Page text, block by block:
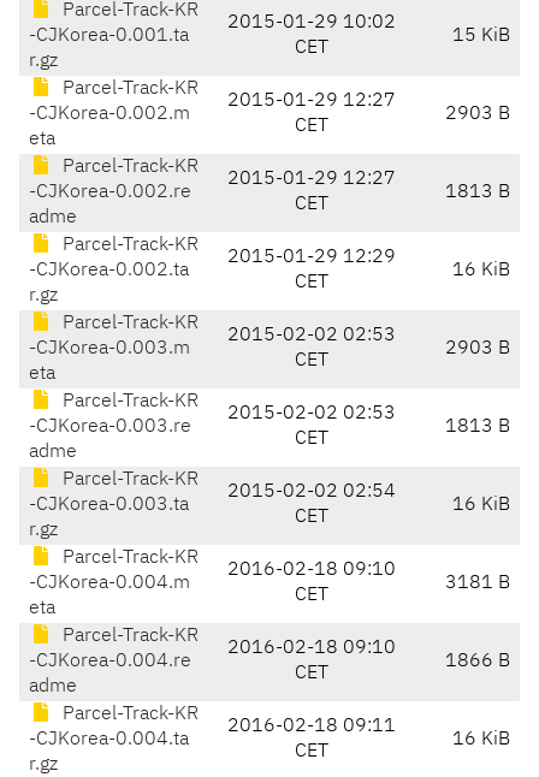
Parcel-Track-KR
-CJKorea-0.001.ta
r.gz
2015-01-29 10:02
CET
15 KiB
Parcel-Track-KR
-CJKorea-0.002.m
eta
2015-01-29 12:27
CET
2903 B
Parcel-Track-KR
-CJKorea-0.002.re
adme
2015-01-29 12:27
CET
1813 B
Parcel-Track-KR
-CJKorea-0.002.ta
r.gz
2015-01-29 12:29
CET
16 KiB
Parcel-Track-KR
-CJKorea-0.003.m
eta
2015-02-02 02:53
CET
2903 B
Parcel-Track-KR
-CJKorea-0.003.re
adme
2015-02-02 02:53
CET
1813 B
Parcel-Track-KR
-CJKorea-0.003.ta
r.gz
2015-02-02 02:54
CET
16 KiB
Parcel-Track-KR
-CJKorea-0.004.m
eta
2016-02-18 09:10
CET
3181 B
Parcel-Track-KR
-CJKorea-0.004.re
adme
2016-02-18 09:10
CET
1866 B
Parcel-Track-KR
-CJKorea-0.004.ta
r.gz
2016-02-18 09:11
CET
16 KiB